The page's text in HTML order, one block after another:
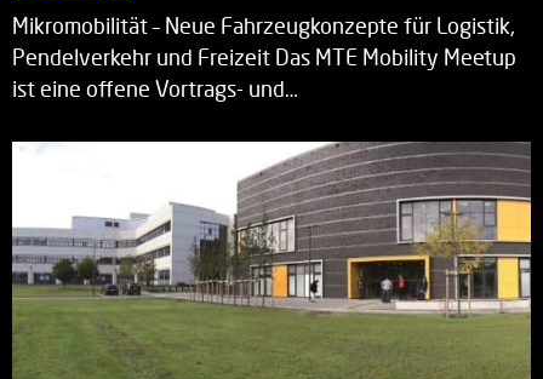
Mikromobilität – Neue Fahrzeugkonzepte für Logistik,
Pendelverkehr und Freizeit Das MTE Mobility Meetup
ist eine offene Vortrags- und…